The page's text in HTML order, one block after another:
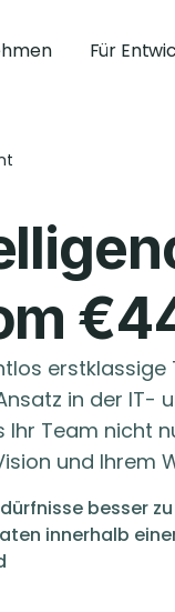
Für
erstklassige
in der IT-
Team nicht
und Ihrem
besser
innerhalb